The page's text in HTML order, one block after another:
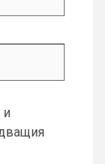
и